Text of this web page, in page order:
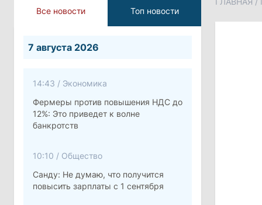
Все новости Топ новости
7 августа 2026
14:43 / Экономика
Фермеры против повышения НДС до
12%: Это приведет к волне
банкротств
10:10 / Общество
Санду: Не думаю, что получится
повысить зарплаты с 1 сентября